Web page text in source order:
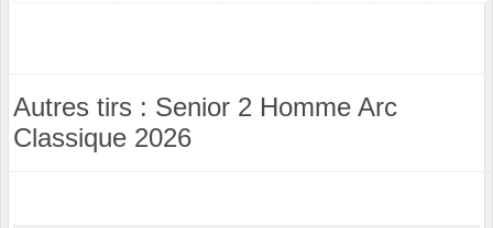
Autres tirs : Senior 2 Homme Arc
Classique 2026